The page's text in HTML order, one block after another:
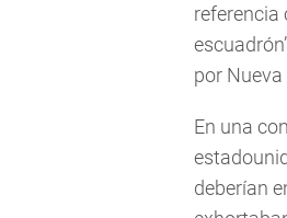
referencia
por
En una
deberían